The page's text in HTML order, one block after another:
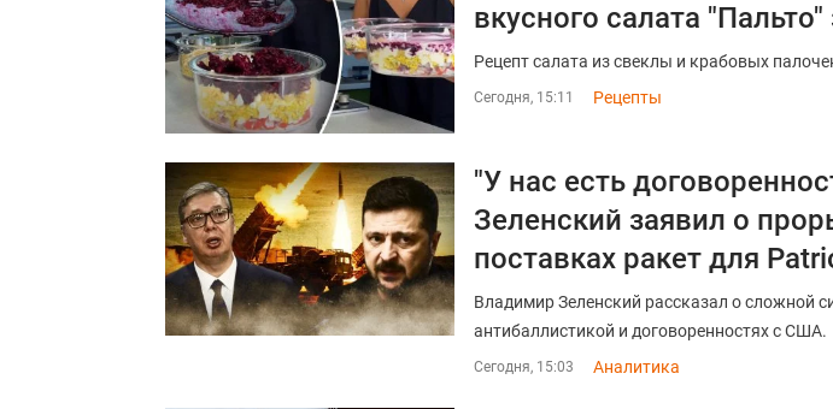
вкусного салата
Рецепт салата из свеклы и крабовых
Сегодня, 15:11 Рецепты
"У нас есть
Зеленский заявил о
поставках ракет для
Владимир Зеленский рассказал о сложной
антибаллистикой и договоренностях с США.
Сегодня, 15:03 Аналитика